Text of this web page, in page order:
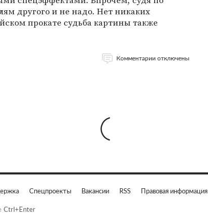
другого и не надо. Нет никаких
прокате судьба картины также
Комментарии отключены
Спецпроекты Вакансии RSS Правовая информация
Ctrl+Enter